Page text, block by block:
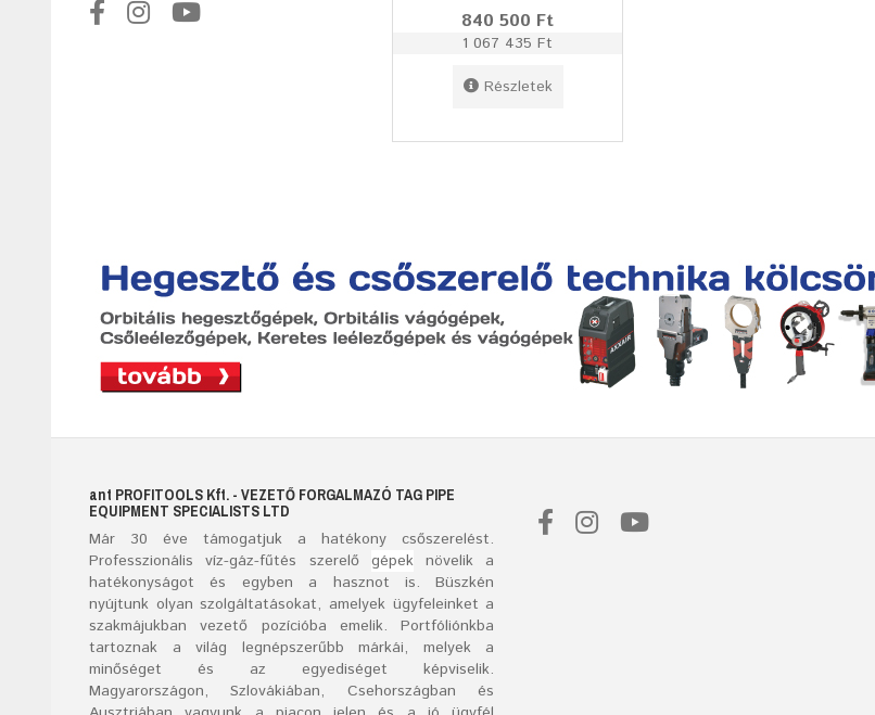
840 500 Ft
1 067 435 Ft
Részletek
ant PROFITOOLS Kft. - VEZETŐ FORGALMAZÓ TAG PIPE
EQUIPMENT SPECIALISTS LTD
Már 30éve támogatjuk a hatékony csőszerelést.
Professzionális víz-gáz-fűtés szerelő gépeknövelik a
hatékonyságot és egyben a hasznot is. Büszkén
nyújtunk olyan szolgáltatásokat, amelyek ügyfeleinket a
szakmájukban vezető pozícióba emelik. Portfóliónkba
tartoznak a világ legnépszerűbb márkái, melyek a
minőséget és az egyediséget képviselik.
Magyarországon, Szlovákiában, Csehországban és